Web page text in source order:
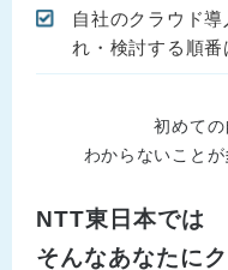
自社のクラウド
れ・検討する順番
初めての
わからないこと
NTT東日本では
そんなあなたに